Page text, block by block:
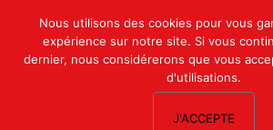
Mon
Nous
Nous utilisons des cookies pour vous
expérience sur notre site. Si vous
dernier, nous considérerons que vous
d'utilisations.
J'ACCEPTE